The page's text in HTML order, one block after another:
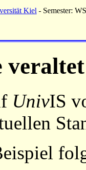
Kiel - Semester:
veraltet
UnivIS